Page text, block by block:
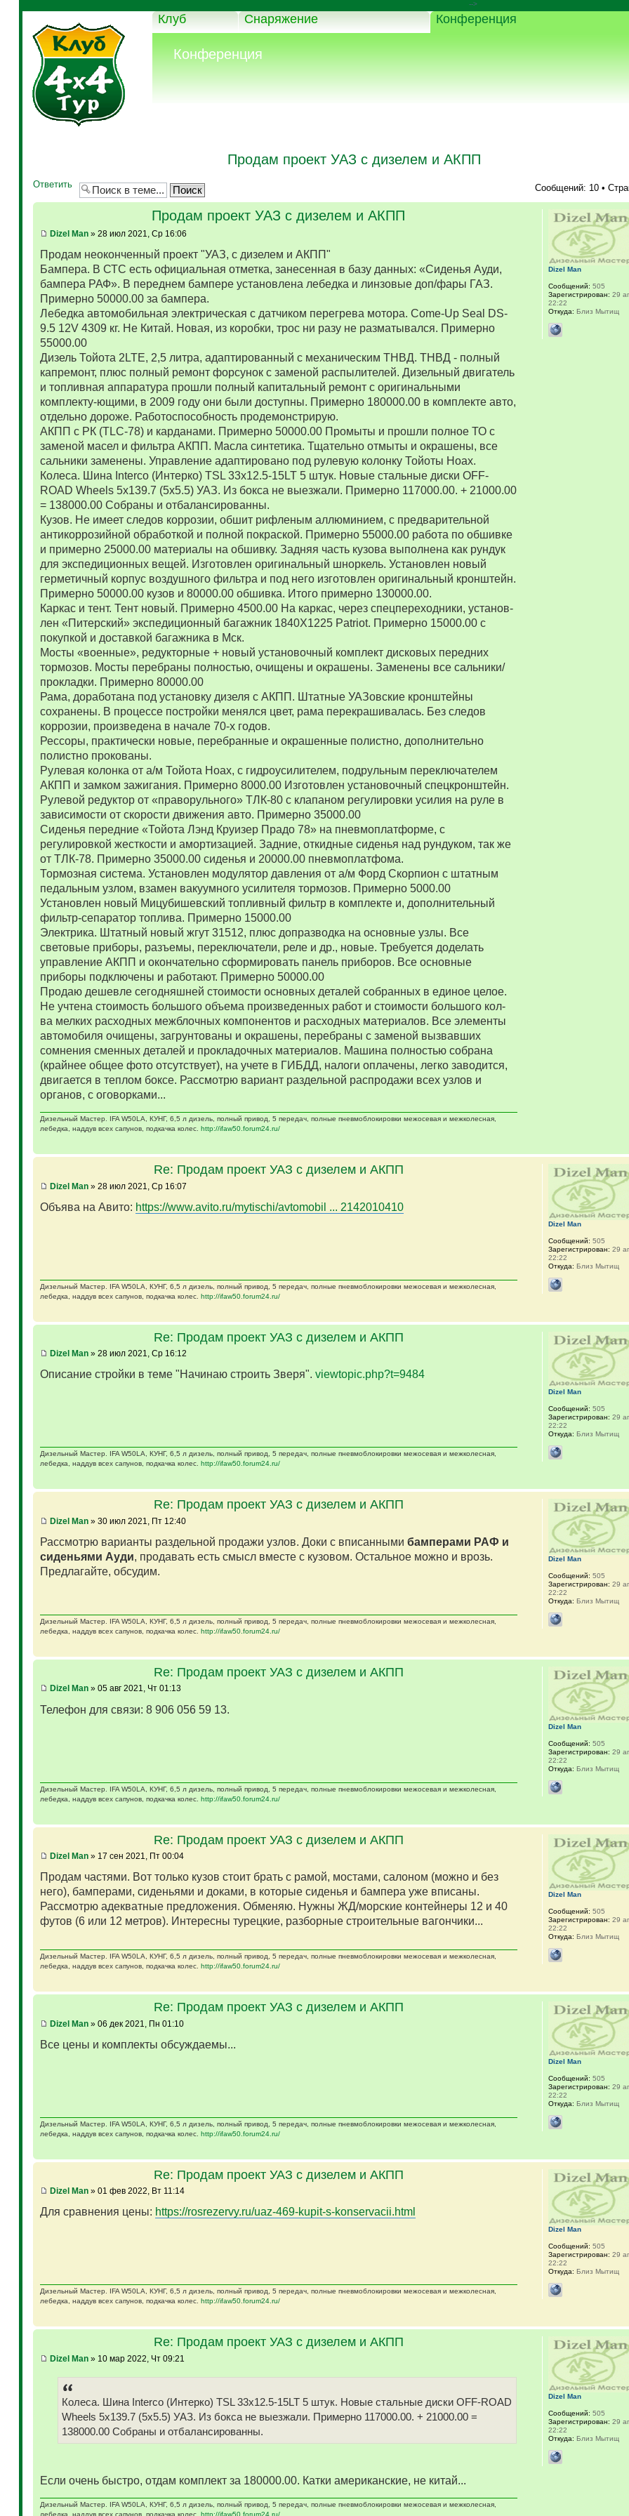
-->
Клуб Снаряжение Конференция
Конференция
Продам проект УАЗ с дизелем и АКПП
Ответить Сообщений: 10 •
Продам проект УАЗ с дизелем и АКПП
Dizel Man» 28 июл 2021, Ср 16:06
Продам неоконченный проект "УАЗ, с дизелем и АКПП"
Бампера. В СТС есть официальная отметка, занесенная в базу данных: «Сиденья Ауди,
бампера РАФ». В переднем бампере установлена лебедка и линзовые доп/фары ГАЗ.
Примерно 50000.00 за бампера.
Лебедка автомобильная электрическая с датчиком перегрева мотора. Come-Up Seal DS-
9.5 12V 4309 кг. Не Китай. Новая, из коробки, трос ни разу не разматывался. Примерно
55000.00
Дизель Тойота 2LTE, 2,5 литра, адаптированный с механическим ТНВД. ТНВД - полный
капремонт, плюс полный ремонт форсунок с заменой распылителей. Дизельный двигатель
и топливная аппаратура прошли полный капитальный ремонт с оригинальными
комплекту-ющими, в 2009 году они были доступны. Примерно 180000.00 в комплекте авто,
отдельно дороже. Работоспособность продемонстрирую.
АКПП с РК (TLC-78) и карданами. Примерно 50000.00 Промыты и прошли полное ТО с
заменой масел и фильтра АКПП. Масла синтетика. Тщательно отмыты и окрашены, все
сальники заменены. Управление адаптировано под рулевую колонку Тойоты Ноах.
Колеса. Шина Interco (Интерко) TSL 33x12.5-15LT 5 штук. Новые стальные диски OFF-
ROAD Wheels 5x139.7 (5x5.5) УАЗ. Из бокса не выезжали. Примерно 117000.00. + 21000.00
= 138000.00 Собраны и отбалансированны.
Кузов. Не имеет следов коррозии, обшит рифленым аллюминием, с предварительной
антикоррозийной обработкой и полной покраской. Примерно 55000.00 работа по обшивке
и примерно 25000.00 материалы на обшивку. Задняя часть кузова выполнена как рундук
для экспедиционных вещей. Изготовлен оригинальный шноркель. Установлен новый
герметичный корпус воздушного фильтра и под него изготовлен оригинальный кронштейн.
Примерно 50000.00 кузов и 80000.00 обшивка. Итого примерно 130000.00.
Каркас и тент. Тент новый. Примерно 4500.00 На каркас, через спецпереходники, установ-
лен «Питерский» экспедиционный багажник 1840Х1225 Patriot. Примерно 15000.00 с
покупкой и доставкой багажника в Мск.
Мосты «военные», редукторные + новый установочный комплект дисковых передних
тормозов. Мосты перебраны полностью, очищены и окрашены. Заменены все сальники/
прокладки. Примерно 80000.00
Рама, доработана под установку дизеля с АКПП. Штатные УАЗовские кронштейны
сохранены. В процессе постройки менялся цвет, рама перекрашивалась. Без следов
коррозии, произведена в начале 70-х годов.
Рессоры, практически новые, перебранные и окрашенные полистно, дополнительно
полистно прокованы.
Рулевая колонка от а/м Тойота Ноах, с гидроусилителем, подрульным переключателем
АКПП и замком зажигания. Примерно 8000.00 Изготовлен установочный спецкронштейн.
Рулевой редуктор от «праворульного» ТЛК-80 с клапаном регулировки усилия на руле в
зависимости от скорости движения авто. Примерно 35000.00
Сиденья передние «Тойота Лэнд Круизер Прадо 78» на пневмоплатформе, с
регулировкой жесткости и амортизацией. Задние, откидные сиденья над рундуком, так же
от ТЛК-78. Примерно 35000.00 сиденья и 20000.00 пневмоплатфома.
Тормозная система. Установлен модулятор давления от а/м Форд Скорпион с штатным
педальным узлом, взамен вакуумного усилителя тормозов. Примерно 5000.00
Установлен новый Мицубишевский топливный фильтр в комплекте и, дополнительный
фильтр-сепаратор топлива. Примерно 15000.00
Электрика. Штатный новый жгут 31512, плюс допразводка на основные узлы. Все
световые приборы, разъемы, переключатели, реле и др., новые. Требуется доделать
управление АКПП и окончательно сформировать панель приборов. Все основные
приборы подключены и работают. Примерно 50000.00
Продаю дешевле сегодняшней стоимости основных деталей собранных в единое целое.
Не учтена стоимость большого объема произведенных работ и стоимости большого кол-
ва мелких расходных межблочных компонентов и расходных материалов. Все элементы
автомобиля очищены, загрунтованы и окрашены, перебраны с заменой вызвавших
сомнения сменных деталей и прокладочных материалов. Машина полностью собрана
(крайнее общее фото отсутствует), на учете в ГИБДД, налоги оплачены, легко заводится,
двигается в теплом боксе. Рассмотрю вариант раздельной распродажи всех узлов и
органов, с оговорками...
Дизельный Мастер. IFA W50LA, КУНГ, 6,5 л дизель, полный привод, 5 передач, полные пневмоблокировки межосевая и межколесная,
лебедка, наддув всех сапунов, подкачка колес. http://ifaw50.forum24.ru/
Dizel Man
Сообщений: 505
Зарегистрирован: 29
22:22
Откуда: Близ Мытищ
Re: Продам проект УАЗ с дизелем и АКПП
Dizel Man» 28 июл 2021, Ср 16:07
Объява на Авито: https://www.avito.ru/mytischi/avtomobil ... 2142010410
Дизельный Мастер. IFA W50LA, КУНГ, 6,5 л дизель, полный привод, 5 передач, полные пневмоблокировки межосевая и межколесная,
лебедка, наддув всех сапунов, подкачка колес. http://ifaw50.forum24.ru/
Dizel Man
Сообщений: 505
Зарегистрирован: 29
22:22
Откуда: Близ Мытищ
Re: Продам проект УАЗ с дизелем и АКПП
Dizel Man» 28 июл 2021, Ср 16:12
Описание стройки в теме "Начинаю строить Зверя". viewtopic.php?t=9484
Дизельный Мастер. IFA W50LA, КУНГ, 6,5 л дизель, полный привод, 5 передач, полные пневмоблокировки межосевая и межколесная,
лебедка, наддув всех сапунов, подкачка колес. http://ifaw50.forum24.ru/
Dizel Man
Сообщений: 505
Зарегистрирован: 29
22:22
Откуда: Близ Мытищ
Re: Продам проект УАЗ с дизелем и АКПП
Dizel Man» 30 июл 2021, Пт 12:40
Рассмотрю варианты раздельной продажи узлов. Доки с вписанными бамперами РАФ и
сиденьями Ауди, продавать есть смысл вместе с кузовом. Остальное можно и врозь.
Предлагайте, обсудим.
Дизельный Мастер. IFA W50LA, КУНГ, 6,5 л дизель, полный привод, 5 передач, полные пневмоблокировки межосевая и межколесная,
лебедка, наддув всех сапунов, подкачка колес. http://ifaw50.forum24.ru/
Dizel Man
Сообщений: 505
Зарегистрирован: 29
22:22
Откуда: Близ Мытищ
Re: Продам проект УАЗ с дизелем и АКПП
Dizel Man» 05 авг 2021, Чт 01:13
Телефон для связи: 8 906 056 59 13.
Дизельный Мастер. IFA W50LA, КУНГ, 6,5 л дизель, полный привод, 5 передач, полные пневмоблокировки межосевая и межколесная,
лебедка, наддув всех сапунов, подкачка колес. http://ifaw50.forum24.ru/
Dizel Man
Сообщений: 505
Зарегистрирован: 29
22:22
Откуда: Близ Мытищ
Re: Продам проект УАЗ с дизелем и АКПП
Dizel Man» 17 сен 2021, Пт 00:04
Продам частями. Вот только кузов стоит брать с рамой, мостами, салоном (можно и без
него), бамперами, сиденьями и доками, в которые сиденья и бампера уже вписаны.
Рассмотрю адекватные предложения. Обменяю. Нужны ЖД/морские контейнеры 12 и 40
футов (6 или 12 метров). Интересны турецкие, разборные строительные вагончики...
Дизельный Мастер. IFA W50LA, КУНГ, 6,5 л дизель, полный привод, 5 передач, полные пневмоблокировки межосевая и межколесная,
лебедка, наддув всех сапунов, подкачка колес. http://ifaw50.forum24.ru/
Dizel Man
Сообщений: 505
Зарегистрирован: 29
22:22
Откуда: Близ Мытищ
Re: Продам проект УАЗ с дизелем и АКПП
Dizel Man» 06 дек 2021, Пн 01:10
Все цены и комплекты обсуждаемы...
Дизельный Мастер. IFA W50LA, КУНГ, 6,5 л дизель, полный привод, 5 передач, полные пневмоблокировки межосевая и межколесная,
лебедка, наддув всех сапунов, подкачка колес. http://ifaw50.forum24.ru/
Dizel Man
Сообщений: 505
Зарегистрирован: 29
22:22
Откуда: Близ Мытищ
Re: Продам проект УАЗ с дизелем и АКПП
Dizel Man» 01 фев 2022, Вт 11:14
Для сравнения цены: https://rosrezervy.ru/uaz-469-kupit-s-konservacii.html
Дизельный Мастер. IFA W50LA, КУНГ, 6,5 л дизель, полный привод, 5 передач, полные пневмоблокировки межосевая и межколесная,
лебедка, наддув всех сапунов, подкачка колес. http://ifaw50.forum24.ru/
Dizel Man
Сообщений: 505
Зарегистрирован: 29
22:22
Откуда: Близ Мытищ
Re: Продам проект УАЗ с дизелем и АКПП
Dizel Man» 10 мар 2022, Чт 09:21
Колеса. Шина Interco (Интерко) TSL 33x12.5-15LT 5 штук. Новые стальные диски OFF-ROAD
Wheels 5x139.7 (5x5.5) УАЗ. Из бокса не выезжали. Примерно 117000.00. + 21000.00 =
138000.00 Собраны и отбалансированны.
Если очень быстро, отдам комплект за 180000.00. Катки американские, не китай...
Дизельный Мастер. IFA W50LA, КУНГ, 6,5 л дизель, полный привод, 5 передач, полные пневмоблокировки межосевая и межколесная,
Dizel Man
Сообщений: 505
Зарегистрирован: 29
22:22
Откуда: Близ Мытищ